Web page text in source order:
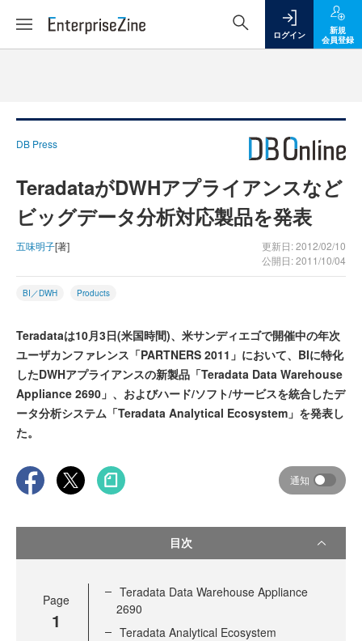
ログイン
新規
会員登録
DB Press
TeradataがDWHアプライアンスなど
ビッグデータ分析対応製品を発表
五味明子[著]
更新日: 2012/02/10
公開日: 2011/10/04
BI／DWH Products
Teradataは10月3日(米国時間)、米サンディエゴで開催中の年次
ユーザカンファレンス「PARTNERS 2011」において、BIに特化
したDWHアプライアンスの新製品「Teradata Data Warehouse
Appliance 2690」、およびハード/ソフト/サービスを統合したデ
ータ分析システム「Teradata Analytical Ecosystem」を発表し
た。
通知
目次
Page
1
Teradata Data Warehouse Appliance
2690
Teradata Analytical Ecosystem